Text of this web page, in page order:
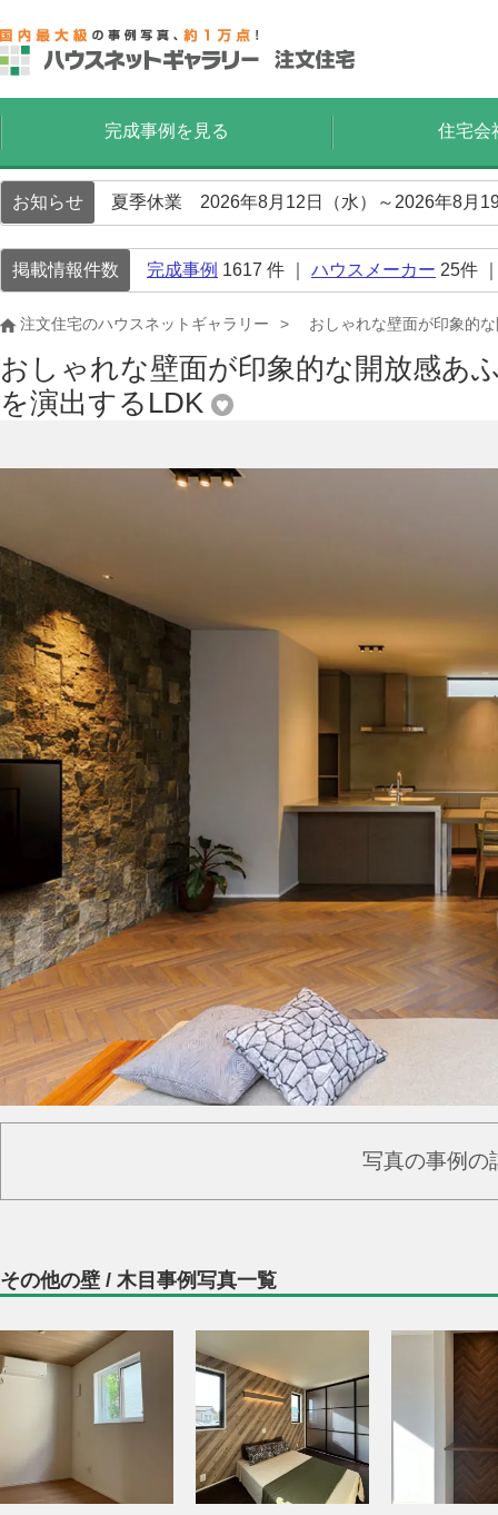
完成事例を見る 住宅会
お知らせ 夏季休業 2026年8月12日（水）～2026年8月
掲載情報件数 完成事例 1617 件 ｜ ハウスメーカー 25件
注文住宅のハウスネットギャラリー おしゃれな壁面が印象的
おしゃれな壁面が印象的な開放感あ
を演出するLDK
写真の事例の
その他の壁 / 木目事例写真一覧